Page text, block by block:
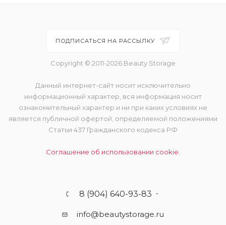
ПОДПИСАТЬСЯ НА РАССЫЛКУ
Copyright © 2011-2026 Beauty Storage
Данный интернет-сайт носит исключительно
информационный характер, вся информация носит
ознакомительный характер и ни при каких условиях не
является публичной офертой, определяемой положениями
Статьи 437 Гражданского кодекса РФ
Соглашение об использовании cookie.
8 (904) 640-93-83
info@beautystorage.ru